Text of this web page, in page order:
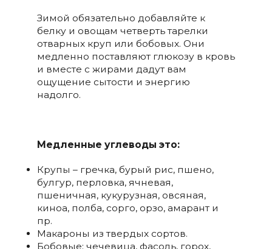
Зимой обязательно добавляйте к
белку и овощам четверть тарелки
отварных круп или бобовых. Они
медленно поставляют глюкозу в кровь
и вместе с жирами дадут вам
ощущение сытости и энергию
надолго.
Медленные углеводы это:
Крупы – гречка, бурый рис, пшено,
булгур, перловка, ячневая,
пшеничная, кукурузная, овсяная,
киноа, полба, сорго, орзо, амарант и
пр.
Макароны из твердых сортов.
Бобовые: чечевица, фасоль, горох,